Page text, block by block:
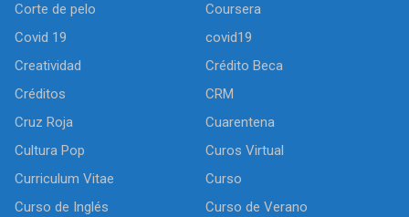
Corte de pelo
Coursera
Covid 19
covid19
Creatividad
Crédito Beca
Créditos
CRM
Cruz Roja
Cuarentena
Cultura Pop
Curos Virtual
Curriculum Vitae
Curso
Curso de Inglés
Curso de Verano